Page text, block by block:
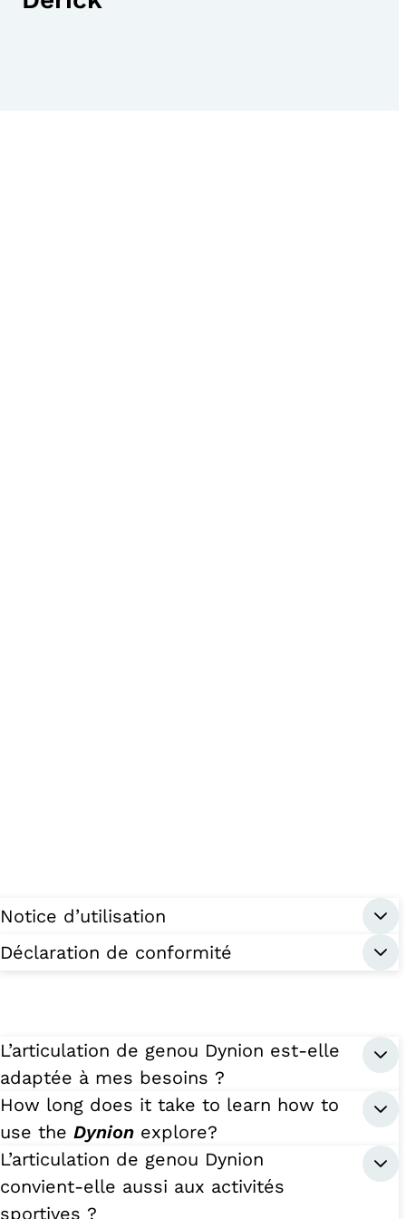
Notice d’utilisation
Déclaration de conformité
L’articulation de genou Dynion est-elle
adaptée à mes besoins ?
How long does it take to learn how to
use the Dynion explore?
L’articulation de genou Dynion
convient-elle aussi aux activités
sportives ?